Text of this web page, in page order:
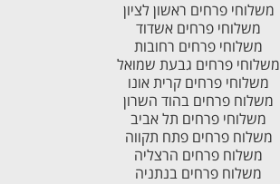
משלוחי פרחים ראשון לציון
משלוחי פרחים אשדוד
משלוחי פרחים רחובות
משלוחי פרחים גבעת שמואל
משלוחי פרחים קרית אונו
משלוח פרחים בהוד השרון
משלוחי פרחים תל אביב
משלוח פרחים פתח תקווה
משלוח פרחים הרצליה
משלוח פרחים בנתניה